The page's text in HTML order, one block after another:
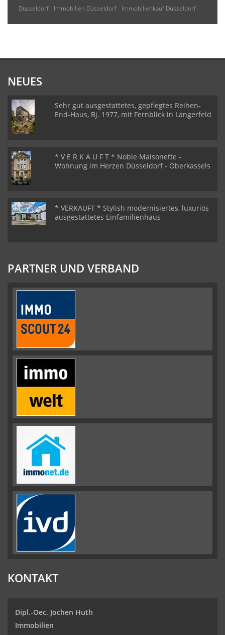
Düsseldorf
Immobilien Düsseldorf Immobilienkauf Düsseldorf
NEUES
Sehr gut ausgestattetes, gepflegtes Reihen-
End-Haus, Bj. 1977, mit Fernblick in Langerfeld
* V E R K A U F T * Noble Maisonette -
Wohnung im Herzen Düsseldorf - Oberkassels
* VERKAUFT * Stylish modernisiertes, luxuriös
ausgestattetes Einfamilienhaus
PARTNER UND VERBAND
KONTAKT
Dipl.-Oec. Jochen Huth
Immobilien